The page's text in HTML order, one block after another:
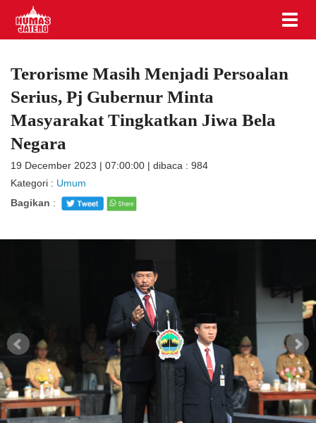
Terorisme Masih Menjadi Persoalan
Serius, Pj Gubernur Minta
Masyarakat Tingkatkan Jiwa Bela
Negara
19 December 2023 | 07:00:00 | dibaca : 984
Kategori : Umum
Bagikan :